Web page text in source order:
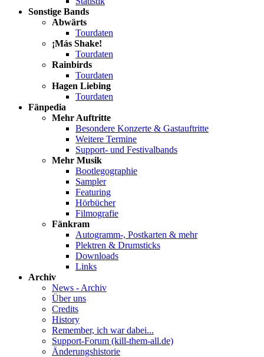
Sonstige Bands
Abwärts
Tourdaten
¡Más Shake!
Tourdaten
Rainbirds
Tourdaten
Hagen Liebing
Tourdaten
Fänpedia
Mehr Auftritte
Besondere Konzerte & Gastauftritte
Weitere Termine
Support- und Festivalbands
Mehr Musik
Bootlegographie
Sampler
Featuring
Hörbücher
Filmografie
Fänkram
Autogramm-, Postkarten & mehr
Plektren & Drumsticks
Downloads
Links
Archiv
News - Archiv
Über uns
Credits
History
Remember, ich war dabei...
Support-Forum (kill-them-all.de)
Änderungshistorie